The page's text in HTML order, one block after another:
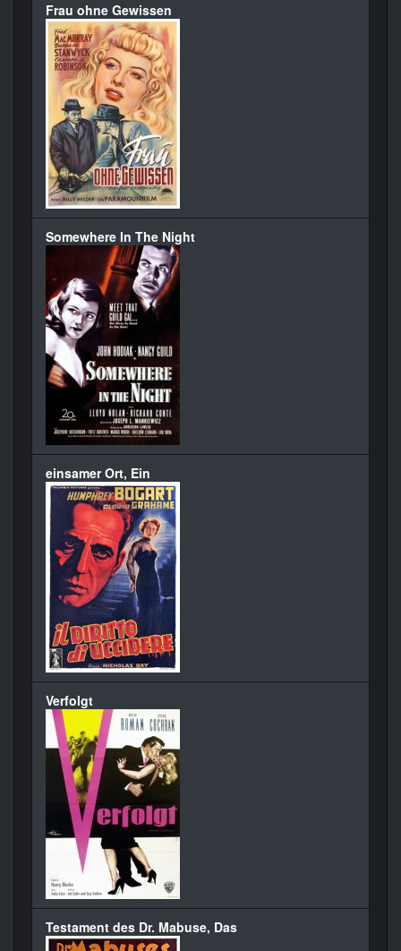
Frau ohne Gewissen
Somewhere In The Night
einsamer Ort, Ein
Verfolgt
Testament des Dr. Mabuse, Das